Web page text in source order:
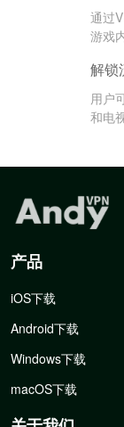
通过
游戏
解锁
用户
和电
产品
iOS下载
Android下载
Windows下载
macOS下载